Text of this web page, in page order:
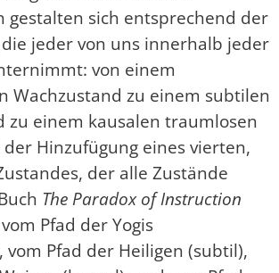
gestalten sich entsprechend der
die jeder von uns innerhalb jeder
von einem
Wachzustand zu einem subtilen
zu einem kausalen traumlosen
Hinzufügung eines vierten,
der alle Zustände
The Paradox of Instruction
Pfad der Yogis
vom Pfad der Heiligen (subtil),